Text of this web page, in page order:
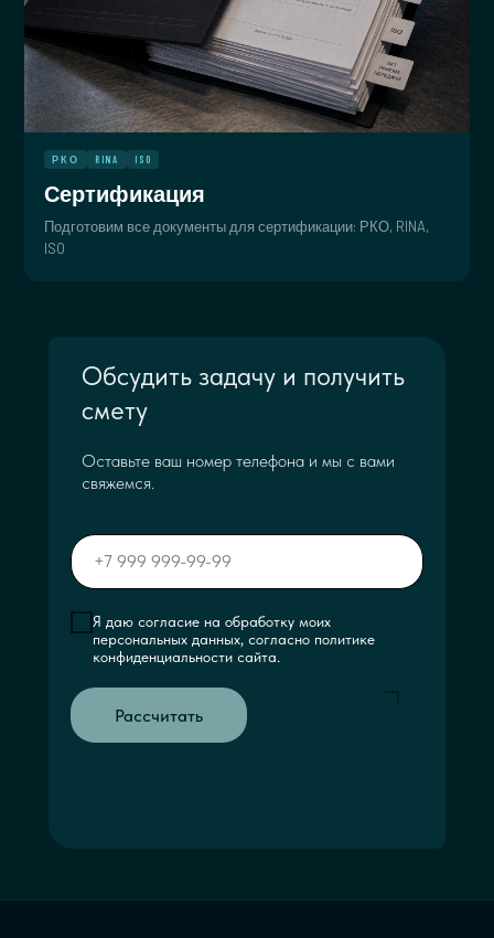
РКО RINA ISO
Сертификация
Подготовим все документы для сертификации: РКО, RINA,
ISO
Обсудить задачу и получить
смету
Оставьте ваш номер телефона и мы с вами
свяжемся.
Я даю согласие на обработку моих
персональных данных, согласно политике
конфиденциальности сайта.
Рассчитать